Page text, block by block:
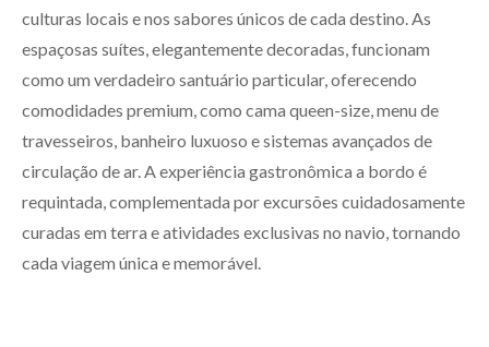
culturas locais e nos sabores únicos de cada destino. As
espaçosas suítes, elegantemente decoradas, funcionam
como um verdadeiro santuário particular, oferecendo
comodidades premium, como cama queen-size, menu de
travesseiros, banheiro luxuoso e sistemas avançados de
circulação de ar. A experiência gastronômica a bordo é
requintada, complementada por excursões cuidadosamente
curadas em terra e atividades exclusivas no navio, tornando
cada viagem única e memorável.